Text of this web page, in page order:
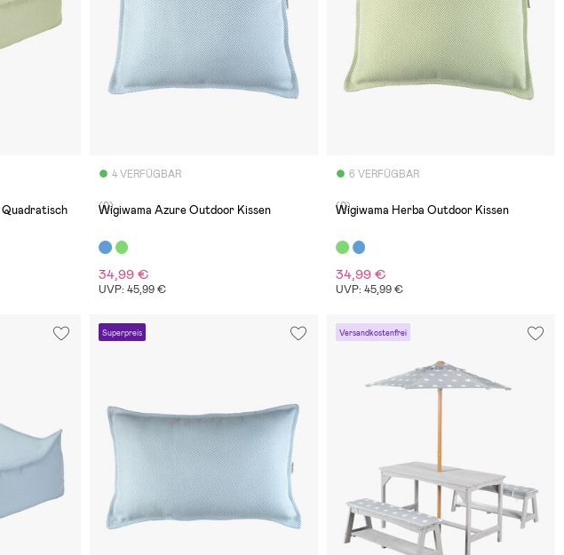
4 VERFÜGBAR
(0)
Wigiwama Azure Outdoor Kissen
34,99 €
UVP: 45,99 €
6 VERFÜGBAR
(0)
Wigiwama Herba Outdoor Kissen
34,99 €
UVP: 45,99 €
Superpreis Versandkostenfrei